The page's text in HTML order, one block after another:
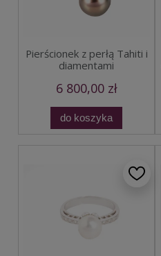
Pierścionek z perłą Tahiti i
diamentami
6 800,00 zł
do koszyka